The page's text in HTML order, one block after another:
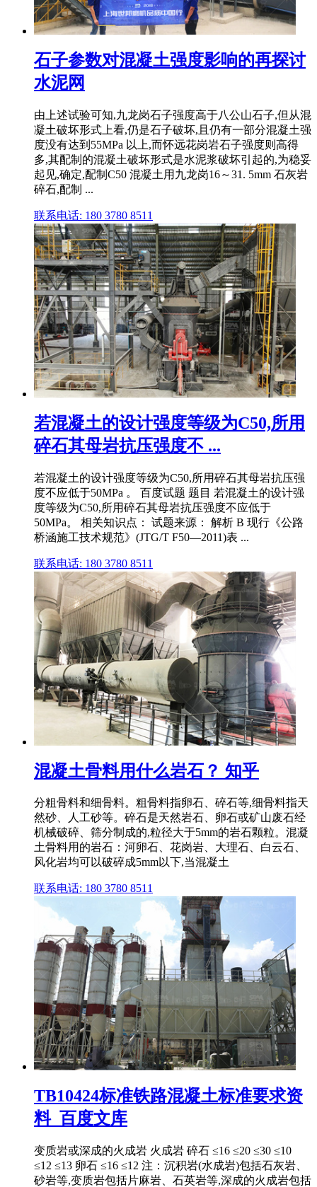
石子参数对混凝土强度影响的再探讨
水泥网
由上述试验可知,九龙岗石子强度高于八公山石子,但从混
凝土破坏形式上看,仍是石子破坏,且仍有一部分混凝土强
度没有达到55MPa 以上,而怀远花岗岩石子强度则高得
多,其配制的混凝土破坏形式是水泥浆破坏引起的,为稳妥
起见,确定,配制C50 混凝土用九龙岗16～31. 5mm 石灰岩
碎石,配制 ...
联系电话: 180 3780 8511
若混凝土的设计强度等级为C50,所用
碎石其母岩抗压强度不 ...
若混凝土的设计强度等级为C50,所用碎石其母岩抗压强
度不应低于50MPa 。 百度试题 题目 若混凝土的设计强
度等级为C50,所用碎石其母岩抗压强度不应低于
50MPa。 相关知识点： 试题来源： 解析 B 现行《公路
桥涵施工技术规范》(JTG/T F50—2011)表 ...
联系电话: 180 3780 8511
混凝土骨料用什么岩石？ 知乎
分粗骨料和细骨料。粗骨料指卵石、碎石等,细骨料指天
然砂、人工砂等。碎石是天然岩石、卵石或矿山废石经
机械破碎、筛分制成的,粒径大于5mm的岩石颗粒。混凝
土骨料用的岩石：河卵石、花岗岩、大理石、白云石、
风化岩均可以破碎成5mm以下,当混凝土
联系电话: 180 3780 8511
TB10424标准铁路混凝土标准要求资
料_百度文库
变质岩或深成的火成岩 火成岩 碎石 ≤16 ≤20 ≤30 ≤10
≤12 ≤13 卵石 ≤16 ≤12 注：沉积岩(水成岩)包括石灰岩、
砂岩等,变质岩包括片麻岩、石英岩等,深成的火成岩包括